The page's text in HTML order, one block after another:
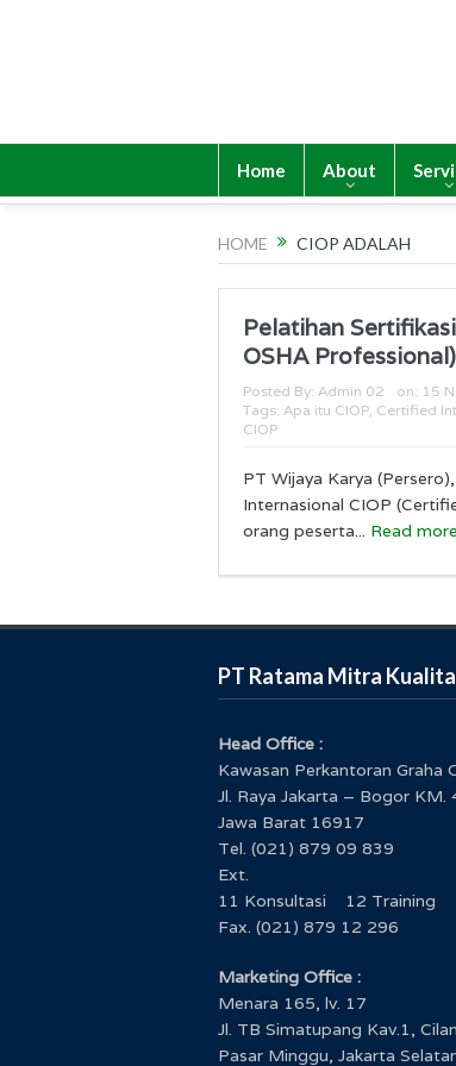
Home About
HOME CIOP ADALAH
Pelatihan
OSHA
Posted By: Admin 02 on: 15
Tags: Apa itu CIOP Certified
CIOP
PT Wijaya Karya
Internasional CIOP
orang peserta... Read more
PT Ratama Mitra
Head Office :
Kawasan Perkantoran Graha
Jl. Raya Jakarta – Bogor KM.
Jawa Barat 16917
Tel. (021) 879 09 839
Ext.
11 Konsultasi 12 Training
Fax. (021) 879 12 296
Marketing Office :
Menara 165, lv. 17
Jl. TB Simatupang Kav.1,
Pasar Minggu, Jakarta